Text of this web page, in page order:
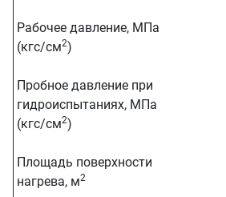
Рабочее давление, МПа
(кгс/см2)
Пробное давление при
гидроиспытаниях, МПа
(кгс/см2)
Площадь поверхности
нагрева, м2